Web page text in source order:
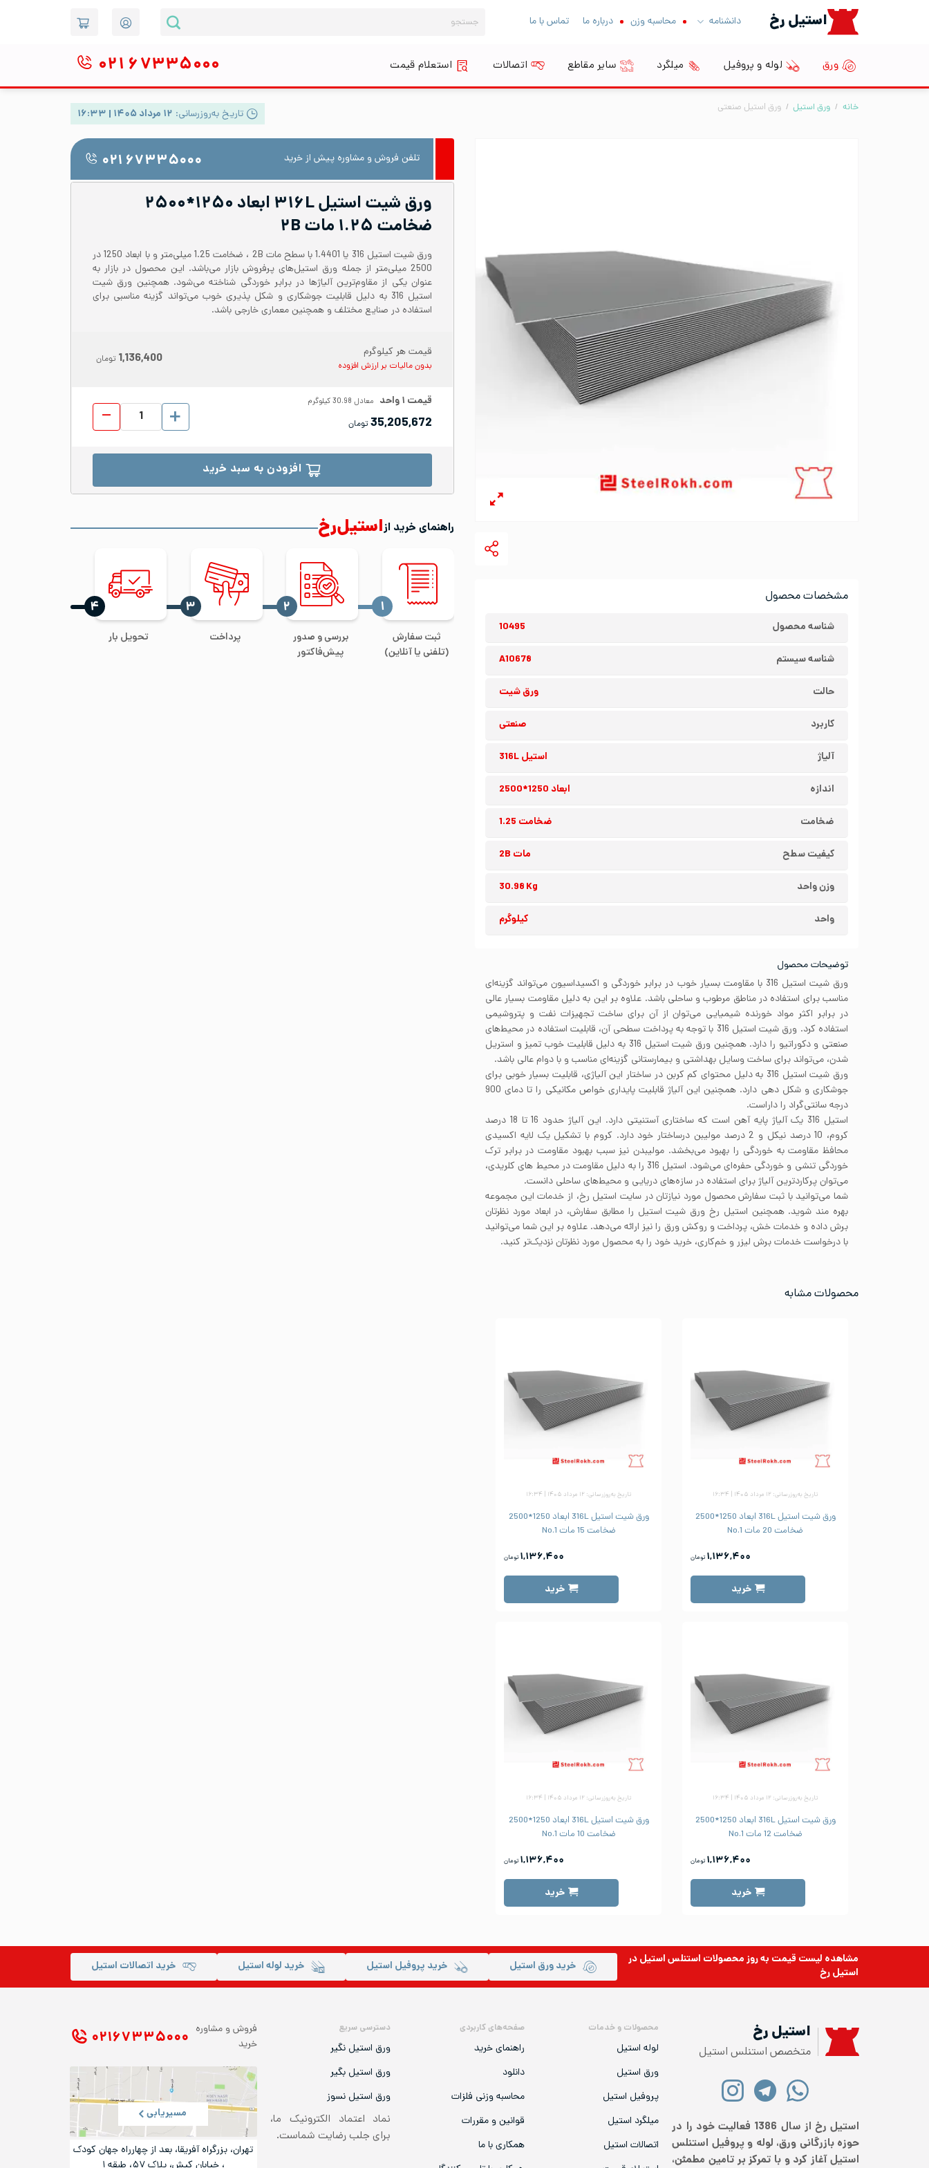
استیل رخ دانشنامه محاسبه وزن درباره ما تماس با ما
برای:
ورق لوله و پروفیل میلگرد سایر مقاطع اتصالات استعلام قیمت ۰۲۱ ۶۷۳۳۵۰۰۰
خانه / ورق استیل / ورق استیل صنعتی تاریخ به‌روزرسانی: ۱۲ مرداد ۱۴۰۵ | ۱۶:۳۳
مشخصات محصول
شناسه محصول 10495
شناسه سیستم A10678
حالت ورق شیت
کاربرد صنعتی
آلیاژ استیل 316L
اندازه ابعاد 1250*2500
ضخامت ضخامت 1.25
کیفیت سطح مات 2B
وزن واحد 30.98 Kg
واحد کیلوگرم
توضیحات محصول
ورق شیت استیل 316 با مقاومت بسیار خوب در برابر خوردگی و اکسیداسیون می‌تواند گزینه‌ای
مناسب برای استفاده در مناطق مرطوب و ساحلی باشد. علاوه بر این به دلیل مقاومت بسیار عالی
در برابر اکثر مواد خورنده شیمیایی می‌توان از آن برای ساخت تجهیزات نفت و پتروشیمی
استفاده کرد. ورق شیت استیل 316 با توجه به پرداخت سطحی آن، قابلیت استفاده در محیط‌های
صنعتی و دکوراتیو را دارد. همچنین ورق شیت استیل 316 به دلیل قابلیت خوب تمیز و استریل
شدن، می‌تواند برای ساخت وسایل بهداشتی و بیمارستانی گزینه‌ای مناسب و با دوام عالی باشد.
ورق شیت استیل 316 به دلیل محتوای کم کربن در ساختار این آلیاژی، قابلیت بسیار خوبی برای
جوشکاری و شکل دهی دارد. همچنین این آلیاژ قابلیت پایداری خواص مکانیکی را تا دمای 900
درجه سانتی‌گراد را داراست.
استیل 316 یک آلیاژ پایه آهن است که ساختاری آستنیتی دارد. این آلیاژ حدود 16 تا 18 درصد
کروم، 10 درصد نیکل و 2 درصد مولیبن درساختار خود دارد. کروم با تشکیل یک لایه اکسیدی
محافظ مقاومت به خوردگی را بهبود می‌بخشد. مولیبدن نیز سبب بهبود مقاومت در برابر ترک
خوردگی تنشی و خوردگی حفره‌ای می‌شود. استیل 316 را به دلیل مقاومت در محیط های کلریدی،
می‌توان پرکاردترین آلیاژ برای استفاده در سازه‌های دریایی و محیط‌های ساحلی دانست.
شما می‌توانید با ثبت سفارش محصول مورد نیازتان در سایت استیل رخ، از خدمات این مجموعه
بهره مند شوید. همچنین استیل رخ ورق شیت استیل را مطابق سفارش، در ابعاد مورد نظرتان
برش داده و خدمات خش، پرداخت و روکش ورق را نیز ارائه می‌دهد. علاوه بر این شما می‌توانید
با درخواست خدمات برش لیزر و خم‌کاری، خرید خود را به محصول مورد نظرتان نزدیک‌تر کنید.
محصولات مشابه
تاریخ به‌روزرسانی: ۱۲ مرداد ۱۴۰۵ | ۱۶:۳۴
ورق شیت استیل 316L ابعاد 1250*2500
ضخامت 20 مات No.1
۱,۱۳۶,۴۰۰ تومان
خرید
تاریخ به‌روزرسانی: ۱۲ مرداد ۱۴۰۵ | ۱۶:۳۴
ورق شیت استیل 316L ابعاد 1250*2500
ضخامت 15 مات No.1
۱,۱۳۶,۴۰۰ تومان
خرید
تاریخ به‌روزرسانی: ۱۲ مرداد ۱۴۰۵ | ۱۶:۳۴
ورق شیت استیل 316L ابعاد 1250*2500
ضخامت 12 مات No.1
۱,۱۳۶,۴۰۰ تومان
خرید
تاریخ به‌روزرسانی: ۱۲ مرداد ۱۴۰۵ | ۱۶:۳۴
ورق شیت استیل 316L ابعاد 1250*2500
ضخامت 10 مات No.1
۱,۱۳۶,۴۰۰ تومان
خرید
تلفن فروش و مشاوره پیش از خرید ۰۲۱ ۶۷۳۳۵۰۰۰
ورق شیت استیل ۳۱۶L ابعاد ۱۲۵۰*۲۵۰۰
ضخامت ۱.۲۵ مات ۲B
ورق شیت استیل 316 یا 1.4401 با سطح مات 2B ، ضخامت 1.25 میلی‌متر و با ابعاد 1250 در
2500‌ میلی‌متر از جمله ورق استیل‌های پرفروش بازار می‌باشد. این محصول در بازار به
عنوان یکی از مقاوم‌ترین آلیاژها در برابر خوردگی شناخته می‌شود. همچنین ورق شیت
استیل 316 به دلیل قابلیت جوشکاری و شکل پذیری خوب می‌تواند گزینه مناسبی برای
استفاده در صنایع مختلف و همچنین معماری خارجی باشد.
قیمت هر کیلوگرم
بدون مالیات بر ارزش افزوده 1,136,400 تومان
قیمت ۱واحد معادل 30.98کیلوگرم
35,205,672تومان
ورق شیت استیل 316L ابعاد 1250*2500 ضخامت 1.25 مات 2B عدد
افزودن به سبد خرید
راهنمای خرید ازاستیل‌رخ
ثبت سفارش
(تلفنی یا آنلاین)
‍۱
بررسی و صدور
پیش‌فاکتور
‍۲
پرداخت
‍۳
تحویل بار
‍۴
مشاهده لیست قیمت به روزمحصولات استنلس استیلدر
استیل رخ
خرید ورق استیل خرید پروفیل استیل خرید لوله استیل خرید اتصالات استیل
استیل رخ
متخصص استنلس استیل
استیل رخ از سال 1386 فعالیت خود را در
حوزه بازرگانی ورق، لوله و پروفیل استنلس
استیل آغاز کرد و با تمرکز بر تامین مطمئن،
محصولات و خدمات
لوله استیل
ورق استیل
پروفیل استیل
میلگرد استیل
اتصالات استیل
صفحه‌های کاربردی
راهنمای خرید
دانلود
محاسبه وزنی فلزات
قوانین و مقررات
همکاری با ما
دسترسی سریع
ورق استیل نگیر
ورق استیل بگیر
ورق استیل نسوز
نماد اعتماد الکترونیک ما،
برای جلب رضایت شماست.
فروش و مشاوره
خرید
۰۲۱ ۶۷۳۳۵۰۰۰
مسیریابی
تهران، بزرگراه آفریقا، بعد از چهارراه جهان کودک